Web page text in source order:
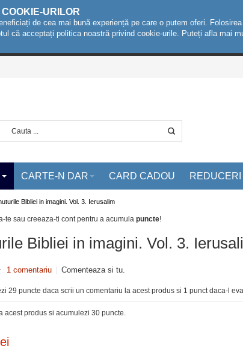
URILOR
de cea mai bună experiență pe care o putem oferi.
că acceptați politica noastră privind cookie-urile. Puteți afla mai
CARTE-N DAR CARD CADOU REDUCERI
Bibliei in imagini. Vol. 3. Ierusalim
te sau creeaza-ti cont pentru a acumula puncte!
Bibliei in imagini. Vol. 3.
1 comentariu Comenteaza si tu.
29 puncte daca scrii un comentariu la acest produs si 1 punct daca-l
acest produs si acumulezi 30 puncte.